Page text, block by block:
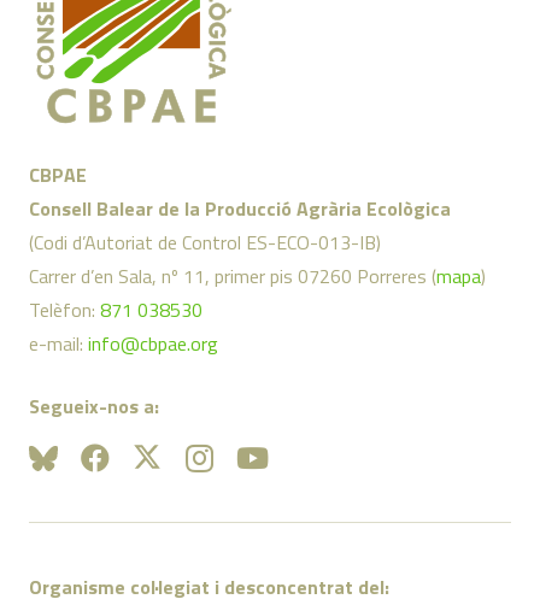
CBPAE
Consell Balear de la Producció Agrària Ecològica
(Codi d’Autoriat de Control ES-ECO-013-IB)
Carrer d’en Sala, nº 11, primer pis 07260 Porreres (mapa)
Telèfon: 871 038530
e-mail: info@cbpae.org
Segueix-nos a:
Organisme col·legiat i desconcentrat del: